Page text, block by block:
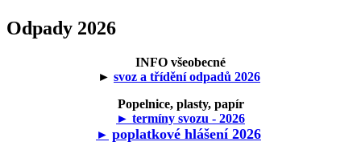
Odpady 2026
INFO všeobecné
► svoz a třídění odpadů 2026
Popelnice, plasty, papír
► termíny svozu - 2026
► poplatkové hlášení 2026